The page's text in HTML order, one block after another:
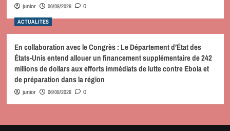
junior 06/08/2026 0
ACTUALITES
En collaboration avec le Congrès : Le Département d’État des
États-Unis entend allouer un financement supplémentaire de 242
millions de dollars aux efforts immédiats de lutte contre Ebola et
de préparation dans la région
junior 06/08/2026 0